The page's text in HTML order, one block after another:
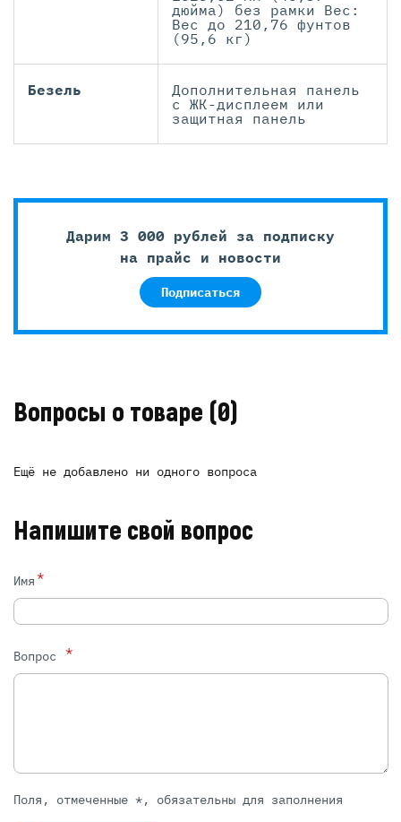
дюйма) без рамки Вес:
Вес до 210,76 фунтов
(95,6 кг)
Безель
Дополнительная панель
с ЖК-дисплеем или
защитная панель
Дарим 3 000 рублей за подписку
на прайс и новости
Подписаться
Вопросы о товаре (0)
Ещё не добавлено ни одного вопроса
Напишите свой вопрос
Имя*
Вопрос *
Поля, отмеченные *, обязательны для заполнения